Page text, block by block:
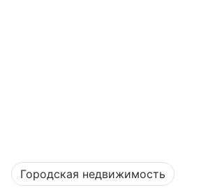
Городская недвижимость